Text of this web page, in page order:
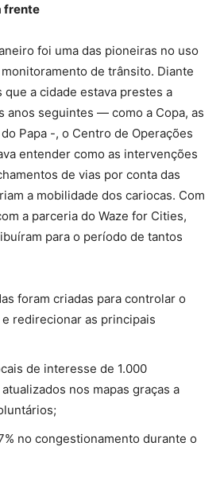
frente
foi uma das pioneiras no uso
de trânsito. Diante
a cidade estava prestes a
anos seguintes — como a Copa, as
Papa -, o Centro de Operações
entender como as intervenções
de vias por conta das
a mobilidade dos cariocas. Com
a parceria do Waze for Cities,
para o período de tantos
foram criadas para controlar o
redirecionar as principais
de interesse de 1.000
nos mapas graças a
no congestionamento durante o